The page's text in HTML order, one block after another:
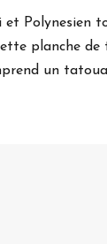
et Polynesien
planche
un